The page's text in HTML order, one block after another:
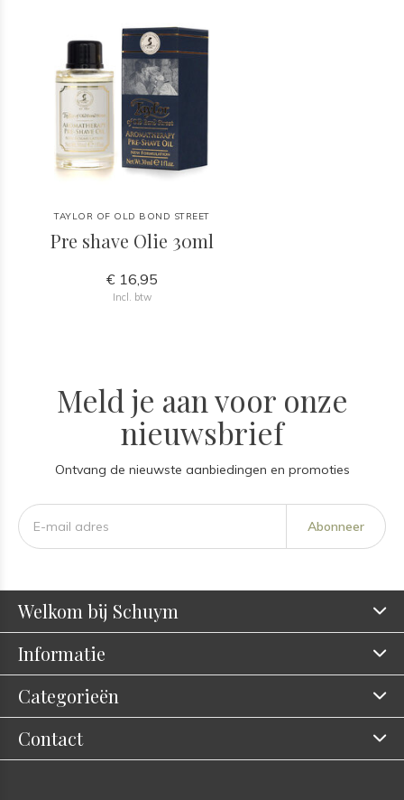
TAYLOR OF OLD BOND STREET
Pre shave Olie 30ml
€ 16,95
Incl. btw
Meld je aan voor onze
nieuwsbrief
Ontvang de nieuwste aanbiedingen en promoties
Abonneer
Welkom bij Schuym
Informatie
Categorieën
Contact